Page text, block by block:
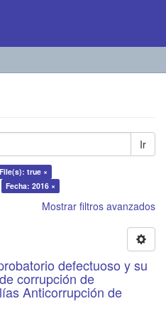
Ir
true ×
Fecha: 2016 ×
Mostrar filtros avanzados
defectuoso y su
corrupción de
Anticorrupción de